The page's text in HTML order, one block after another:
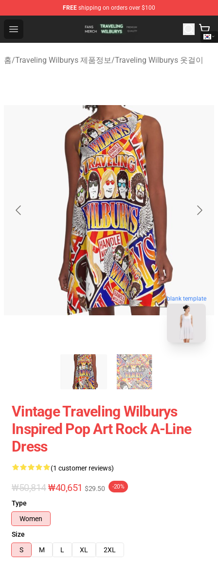
FREE shipping on orders over $100
Open menu
Traveling Wilburys Shop - Official Traveling Wilburys
홈/Traveling Wilburys 제품정보/Traveling Wilburys 옷걸이
blank template
Vintage Traveling Wilburys
Inspired Pop Art Rock A-Line
Dress
(1 customer reviews)
₩50,814₩40,651 $29.50 -20%
Type
Women
Size
S
M L XL 2XL